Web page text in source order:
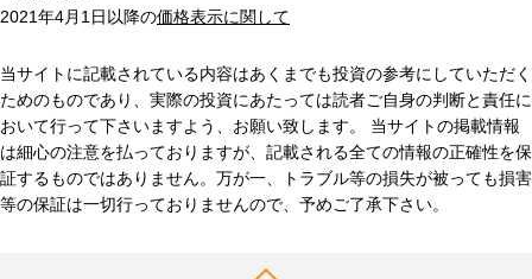
2021年4月1日以降の価格表示に関して
当サイトに記載されている内容はあくまでも投資の参考にしていただく
ためのものであり、実際の投資にあたっては読者ご自身の判断と責任に
おいて行って下さいますよう、お願い致します。 当サイトの掲載情報
は細心の注意を払っておりますが、記載される全ての情報の正確性を保
証するものではありません。万が一、トラブル等の損失が被っても損害
等の保証は一切行っておりませんので、予めご了承下さい。